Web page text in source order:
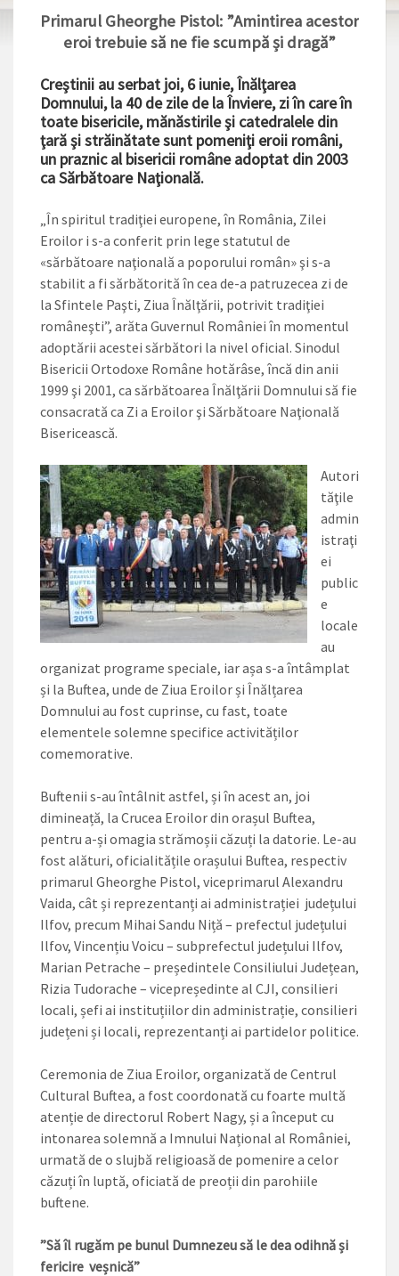
Primarul Gheorghe Pistol: ”Amintirea acestor
eroi trebuie să ne fie scumpă și dragă”
Creştinii au serbat joi, 6 iunie, Înălţarea
Domnului, la 40 de zile de la Înviere, zi în care în
toate bisericile, mănăstirile şi catedralele din
ţară şi străinătate sunt pomeniţi eroii români,
un praznic al bisericii române adoptat din 2003
ca Sărbătoare Naţională.
„În spiritul tradiţiei europene, în România, Zilei
Eroilor i s-a conferit prin lege statutul de
«sărbătoare naţională a poporului român» şi s-a
stabilit a fi sărbătorită în cea de-a patruzecea zi de
la Sfintele Paşti, Ziua Înălţării, potrivit tradiţiei
româneşti”, arăta Guvernul României în momentul
adoptării acestei sărbători la nivel oficial. Sinodul
Bisericii Ortodoxe Române hotărâse, încă din anii
1999 şi 2001, ca sărbătoarea Înălţării Domnului să fie
consacrată ca Zi a Eroilor şi Sărbătoare Naţională
Bisericească.
Autori
tăţile
admin
istraţi
ei
public
e
locale
au
organizat programe speciale, iar așa s-a întâmplat
și la Buftea, unde de Ziua Eroilor și Înălțarea
Domnului au fost cuprinse, cu fast, toate
elementele solemne specifice activităților
comemorative.
Buftenii s-au întâlnit astfel, și în acest an, joi
dimineață, la Crucea Eroilor din orașul Buftea,
pentru a-și omagia strămoșii căzuți la datorie. Le-au
fost alături, oficialitățile orașului Buftea, respectiv
primarul Gheorghe Pistol, viceprimarul Alexandru
Vaida, cât și reprezentanți ai administrației județului
Ilfov, precum Mihai Sandu Niță – prefectul județului
Ilfov, Vincențiu Voicu – subprefectul județului Ilfov,
Marian Petrache – președintele Consiliului Județean,
Rizia Tudorache – vicepreședinte al CJI, consilieri
locali, șefi ai instituțiilor din administrație, consilieri
județeni și locali, reprezentanți ai partidelor politice.
Ceremonia de Ziua Eroilor, organizată de Centrul
Cultural Buftea, a fost coordonată cu foarte multă
atenție de directorul Robert Nagy, și a început cu
intonarea solemnă a Imnului Național al României,
urmată de o slujbă religioasă de pomenire a celor
căzuți în luptă, oficiată de preoții din parohiile
buftene.
”Să îl rugăm pe bunul Dumnezeu să le dea odihnă și
fericire veșnică”